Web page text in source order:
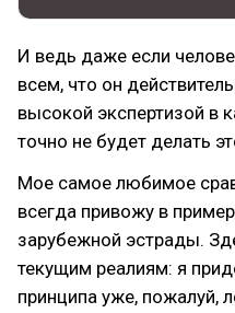
И ведь даже если
всем, что он
высокой экспертизой в
точно не будет делать
Мое самое любимое
всегда привожу в
зарубежной эстрады.
текущим реалиям: я
принципа уже, пожалуй,